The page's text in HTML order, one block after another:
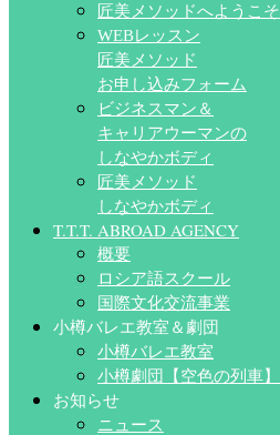
匠美メソッドへようこそ
WEBレッスン
匠美メソッド
お申し込みフォーム
ビジネスマン＆
キャリアウーマンの
しなやかボディ
匠美メソッド
しなやかボディ
T.T.T. ABROAD AGENCY
概要
ロシア語スクール
国際文化交流事業
小樽バレエ教室＆劇団
小樽バレエ教室
小樽劇団【空色の列車】
お知らせ
ニュース